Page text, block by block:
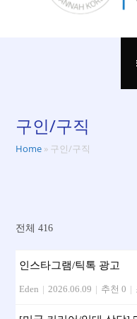
구인/구직
Home » 구인/구직
전체 416
인스타그램/틱톡 광고
Eden | 2026.06.09 | 추천 0 |